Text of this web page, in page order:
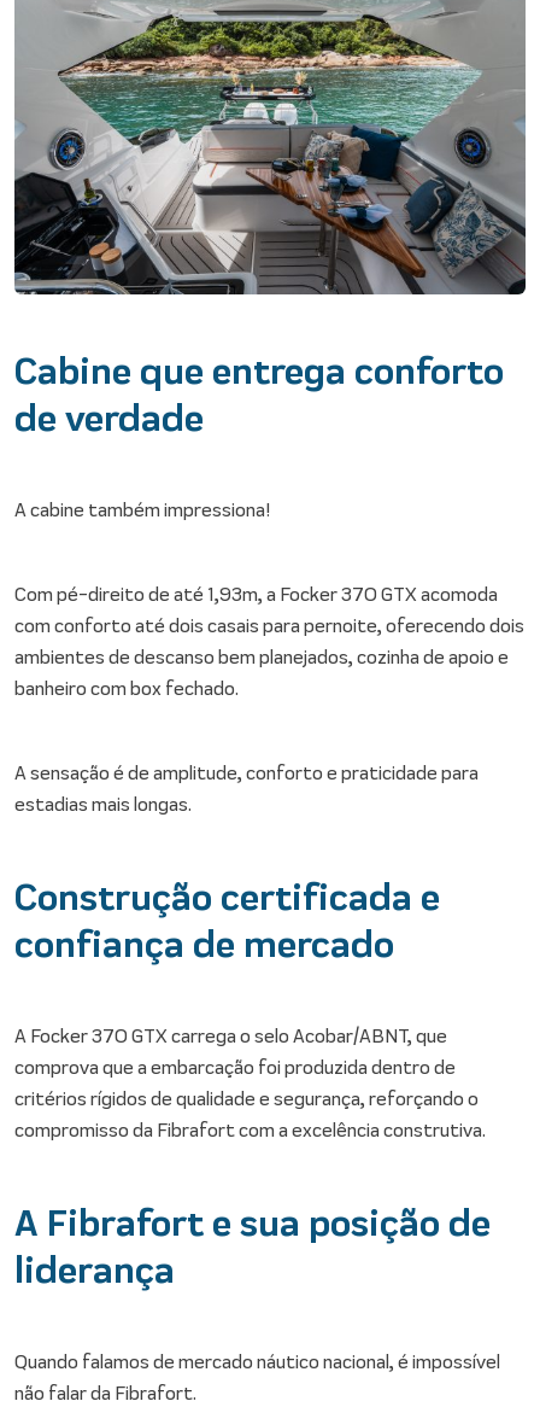
Cabine que entrega conforto
de verdade
A cabine também impressiona!
Com pé-direito de até 1,93m, a Focker 370 GTX acomoda
com conforto até dois casais para pernoite, oferecendo dois
ambientes de descanso bem planejados, cozinha de apoio e
banheiro com box fechado.
A sensação é de amplitude, conforto e praticidade para
estadias mais longas.
Construção certificada e
confiança de mercado
A Focker 370 GTX carrega o selo Acobar/ABNT, que
comprova que a embarcação foi produzida dentro de
critérios rígidos de qualidade e segurança, reforçando o
compromisso da Fibrafort com a excelência construtiva.
A Fibrafort e sua posição de
liderança
Quando falamos de mercado náutico nacional, é impossível
não falar da Fibrafort.